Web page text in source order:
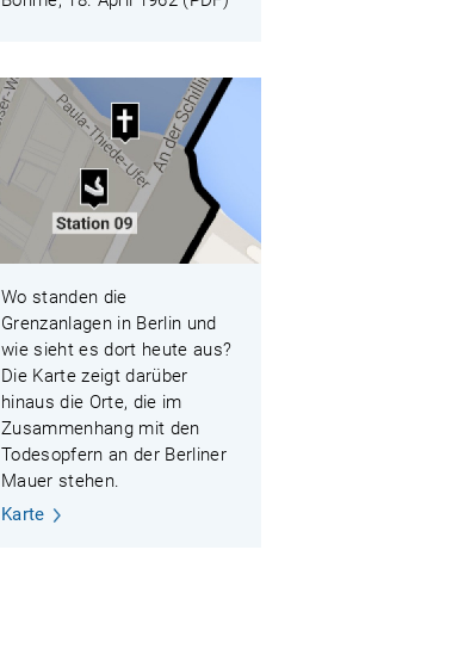
Wo standen die
Grenzanlagen in Berlin und
wie sieht es dort heute aus?
Die Karte zeigt darüber
hinaus die Orte, die im
Zusammenhang mit den
Todesopfern an der Berliner
Mauer stehen.
Karte